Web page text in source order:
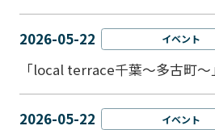
2026-05-22 イベント
「local terrace千葉～多古町～
2026-05-22 イベント